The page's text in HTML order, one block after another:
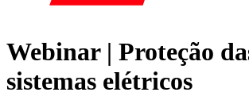
Webinar | Proteção
sistemas elétricos